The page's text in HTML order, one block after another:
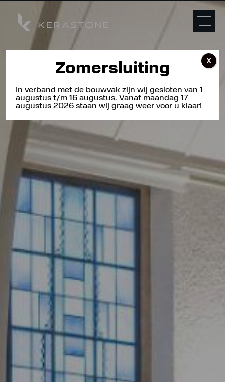
Zomersluiting
In verband met de bouwvak zijn wij gesloten van 1
augustus t/m 16 augustus. Vanaf maandag 17
augustus 2026 staan wij graag weer voor u klaar!
X